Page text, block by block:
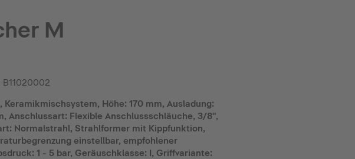
M
B11020002
Keramikmischsystem, Höhe: 170 mm, Ausladung:
Anschlussart: Flexible Anschlussschläuche, 3/8",
Normalstrahl, Strahlformer mit Kippfunktion,
einstellbar, empfohlener
1 - 5 bar, Geräuschklasse: I, Griffvariante: